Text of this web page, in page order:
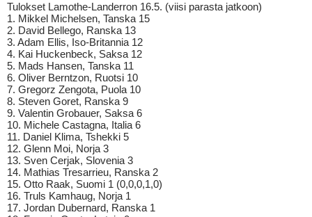
Tulokset Lamothe-Landerron 16.5. (viisi parasta jatkoon)
1. Mikkel Michelsen, Tanska 15
2. David Bellego, Ranska 13
3. Adam Ellis, Iso-Britannia 12
4. Kai Huckenbeck, Saksa 12
5. Mads Hansen, Tanska 11
6. Oliver Berntzon, Ruotsi 10
7. Gregorz Zengota, Puola 10
8. Steven Goret, Ranska 9
9. Valentin Grobauer, Saksa 6
10. Michele Castagna, Italia 6
11. Daniel Klima, Tshekki 5
12. Glenn Moi, Norja 3
13. Sven Cerjak, Slovenia 3
14. Mathias Tresarrieu, Ranska 2
15. Otto Raak, Suomi 1 (0,0,0,1,0)
16. Truls Kamhaug, Norja 1
17. Jordan Dubernard, Ranska 1